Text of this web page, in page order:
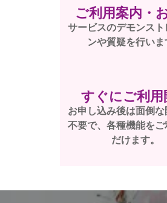
ご利用案内・
サービスのデモンスト
ンや質疑を行いま
すぐにご利用
お申し込み後は面倒
不要で、各種機能を
だけます。